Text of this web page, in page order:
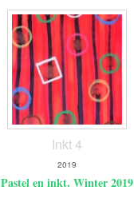
Inkt 4
2019
Pastel en inkt. Winter 2019